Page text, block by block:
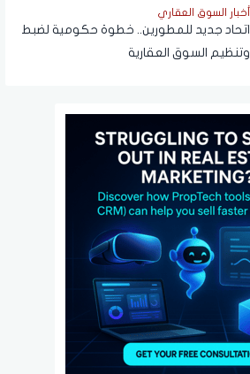
أخبار السوق العقاري
اتحاد جديد للمطورين.. خطوة حكومية لضبط
وتنظيم السوق العقارية